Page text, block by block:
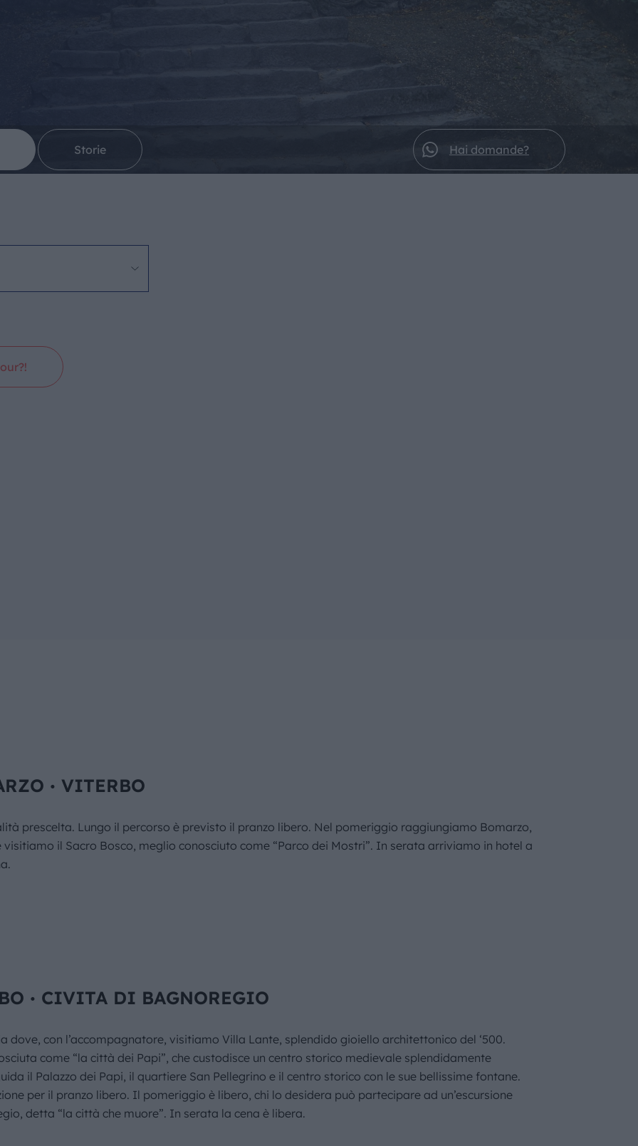
Storie Hai domande?
∙ VITERBO
prescelta. Lungo il percorso è previsto il pranzo libero. Nel pomeriggio raggiungiamo Bomarzo,
il Sacro Bosco, meglio conosciuto come “Parco dei Mostri”. In serata arriviamo in hotel a
∙ CIVITA DI BAGNOREGIO
con l’accompagnatore, visitiamo Villa Lante, splendido gioiello architettonico del ‘500.
come “la città dei Papi”, che custodisce un centro storico medievale splendidamente
il Palazzo dei Papi, il quartiere San Pellegrino e il centro storico con le sue bellissime fontane.
per il pranzo libero. Il pomeriggio è libero, chi lo desidera può partecipare ad un’escursione
detta “la città che muore”. In serata la cena è libera.